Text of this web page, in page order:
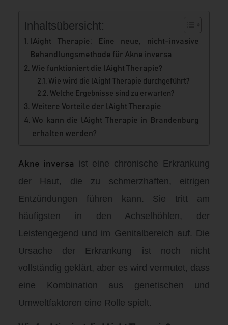
Inhaltsübersicht:
lAight Therapie: Eine neue, nicht-invasive
Behandlungsmethode für Akne inversa
Wie funktioniert die lAight Therapie?
Wie wird die lAight Therapie durchgeführt?
Welche Ergebnisse sind zu erwarten?
Weitere Vorteile der lAight Therapie
Wo kann die lAight Therapie in Brandenburg
erhalten werden?
Akne inversa
ist eine chronische Erkrankung
der Haut, die zu schmerzhaften, eitrigen
Entzündungen führen kann. Sie tritt am
häufigsten in den Achselhöhlen, der
Leistengegend und im Genitalbereich auf. Die
Ursache der Erkrankung ist noch nicht
vollständig geklärt, aber es wird vermutet, dass
eine Kombination aus genetischen und
Umweltfaktoren eine Rolle spielt.